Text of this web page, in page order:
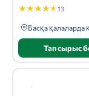
★★★★★13
Басқа қалаларда
Тапсырыс